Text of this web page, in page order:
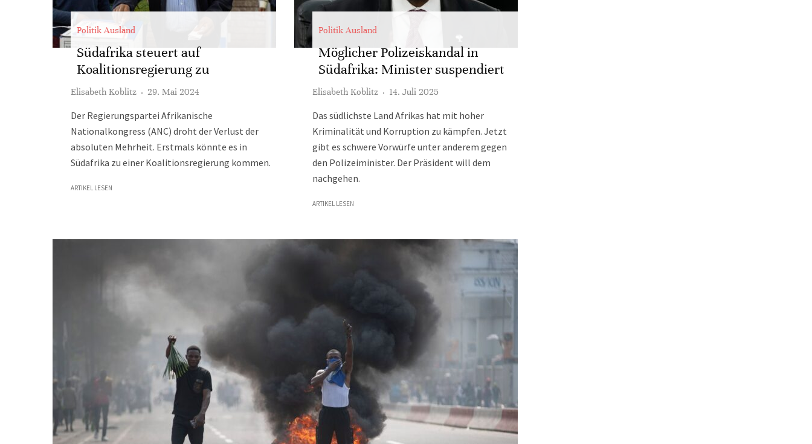
Politik Ausland
Südafrika steuert auf
Koalitionsregierung zu
Elisabeth Koblitz · 29. Mai 2024
Der Regierungspartei Afrikanische
Nationalkongress (ANC) droht der Verlust der
absoluten Mehrheit. Erstmals könnte es in
Südafrika zu einer Koalitionsregierung kommen.
ARTIKEL LESEN
Politik Ausland
Möglicher Polizeiskandal in
Südafrika: Minister suspendiert
Elisabeth Koblitz · 14. Juli 2025
Das südlichste Land Afrikas hat mit hoher
Kriminalität und Korruption zu kämpfen. Jetzt
gibt es schwere Vorwürfe unter anderem gegen
den Polizeiminister. Der Präsident will dem
nachgehen.
ARTIKEL LESEN